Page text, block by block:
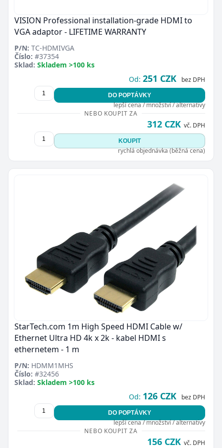
VISION Professional installation-grade HDMI to
VGA adaptor - LIFETIME WARRANTY
P/N: TC-HDMIVGA
Číslo: #37354
Sklad: Skladem >100 ks
Od: 251 CZK bez DPH
DO POPTÁVKY
lepší cena / množství / alternativy
NEBO KOUPIT ZA
312 CZK vč. DPH
KOUPIT
rychlá objednávka (běžná cena)
StarTech.com 1m High Speed HDMI Cable w/
Ethernet Ultra HD 4k x 2k - kabel HDMI s
ethernetem - 1 m
P/N: HDMM1MHS
Číslo: #32456
Sklad: Skladem >100 ks
Od: 126 CZK bez DPH
DO POPTÁVKY
lepší cena / množství / alternativy
NEBO KOUPIT ZA
156 CZK vč. DPH